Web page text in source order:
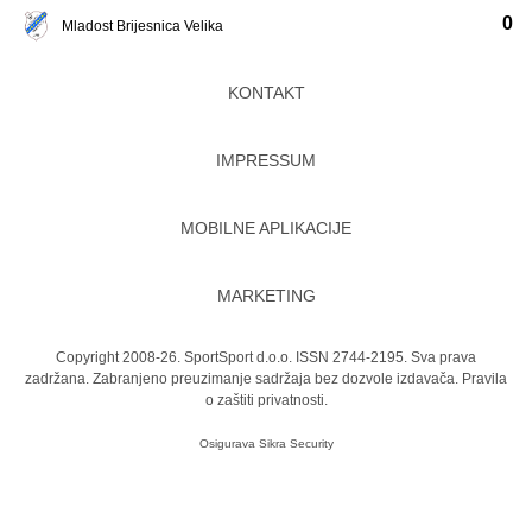
Mladost Brijesnica Velika 0
KONTAKT
IMPRESSUM
MOBILNE APLIKACIJE
MARKETING
Copyright 2008-26. SportSport d.o.o. ISSN 2744-2195. Sva prava
zadržana. Zabranjeno preuzimanje sadržaja bez dozvole izdavača. Pravila
o zaštiti privatnosti.
Osigurava Sikra Security